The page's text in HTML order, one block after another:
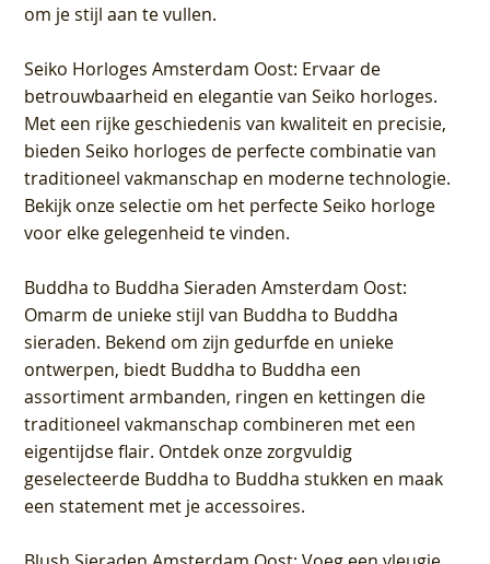
om je stijl aan te vullen.
Seiko Horloges Amsterdam Oost: Ervaar de
betrouwbaarheid en elegantie van Seiko horloges.
Met een rijke geschiedenis van kwaliteit en precisie,
bieden Seiko horloges de perfecte combinatie van
traditioneel vakmanschap en moderne technologie.
Bekijk onze selectie om het perfecte Seiko horloge
voor elke gelegenheid te vinden.
Buddha to Buddha Sieraden Amsterdam Oost:
Omarm de unieke stijl van Buddha to Buddha
sieraden. Bekend om zijn gedurfde en unieke
ontwerpen, biedt Buddha to Buddha een
assortiment armbanden, ringen en kettingen die
traditioneel vakmanschap combineren met een
eigentijdse flair. Ontdek onze zorgvuldig
geselecteerde Buddha to Buddha stukken en maak
een statement met je accessoires.